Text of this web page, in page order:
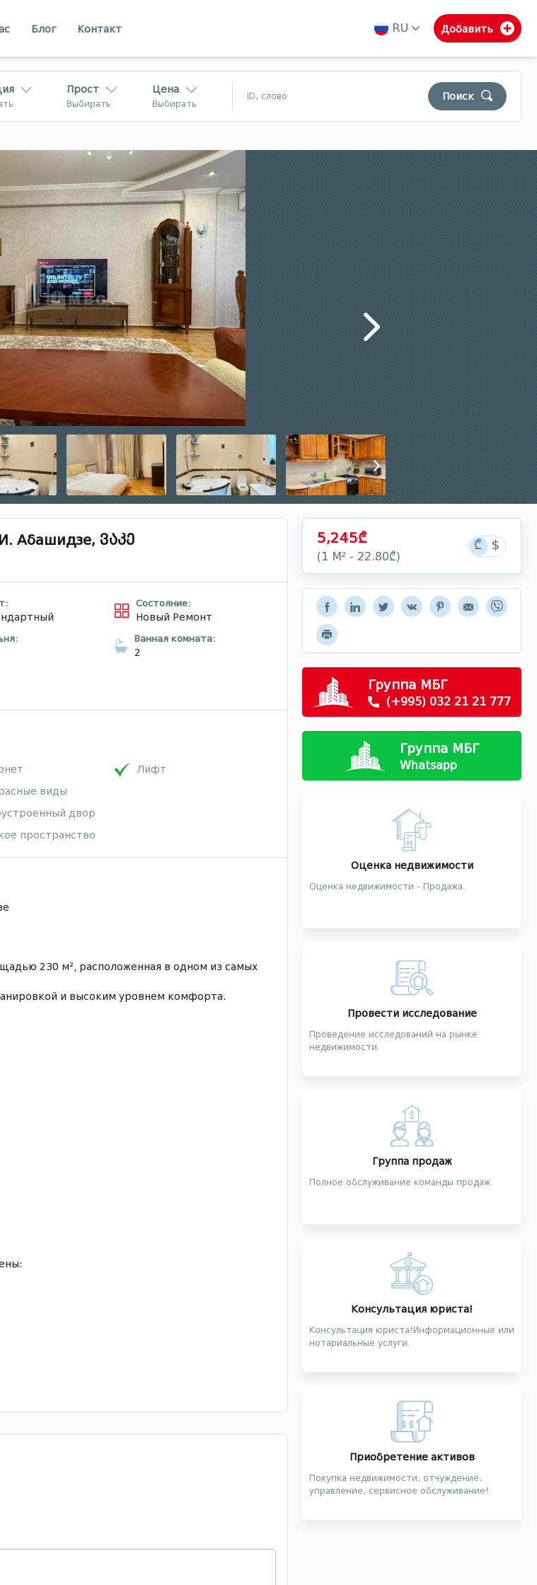
Блог Контакт RU
en
Добавить
Прост
Выбирать
Цена
Выбирать
$
Кахети
Аджарии
В Грузии
Поиск
Абашидзе, ვაკე
Состояние:
Новый Ремонт
Ванная комната:
2
виды
двор
пространство
Лифт
230 м², расположенная в одном из самых
и высоким уровнем комфорта.
5,245₾
(1 М² - 22.80₾)
Группа МБГ
(+995) 032 21 21 777
Группа МБГ
Whatsapp
Оценка недвижимости
Оценка недвижимости - Продажа.
Провести исследование
Проведение исследований на рынке
недвижимости.
Группа продаж
Полное обслуживание команды продаж.
Консультация юриста!
Консультация юриста!Информационные или
нотариальные услуги.
Приобретение активов
Покупка недвижимости, отчуждение,
управление, сервисное обслуживание!